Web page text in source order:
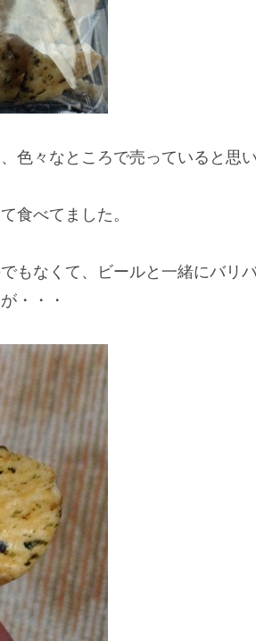
色々なところで売っていると思い
食べてました。
もなくて、ビールと一緒にバリ
・・・